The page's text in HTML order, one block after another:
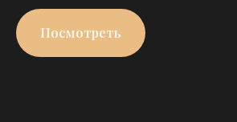
Посмотреть